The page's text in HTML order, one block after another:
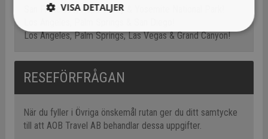
San Francisco, Napa Valley & Yosemite National Park!
Los Angeles, Palm Springs, Las Vegas & Grand Canyon!
RESEFÖRFRÅGAN
När du fyller i Övriga önskemål rutan ger du ditt samtycke
till att AOB Travel AB behandlar dessa uppgifter.
VISA DETALJER